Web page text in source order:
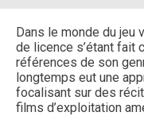
Dans le monde du jeu
de licence s’étant fait
références de son
longtemps eut une
focalisant sur des
films d’exploitation